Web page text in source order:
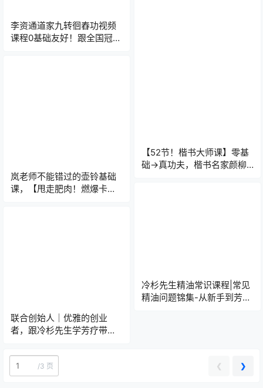
李资通道家九转徊舂功视频
课程0基础友好！跟全国冠军
【52节！楷书大师课】零基
础→真功夫，楷书名家颜柳
岚老师不能错过的壶铃基础
课，【甩走肥肉！燃爆卡路
冷杉先生精油常识课程|常见
精油问题锦集-从新手到芳疗
联合创始人｜优雅的创业
者，跟冷杉先生学芳疗带你
/3 页 ❮ ❯